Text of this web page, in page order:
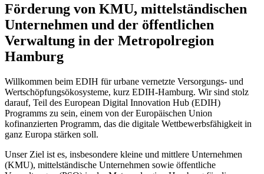
Förderung von KMU, mittelständischen
Unternehmen und der öffentlichen
Verwaltung in der Metropolregion
Hamburg
Willkommen beim EDIH für urbane vernetzte Versorgungs- und
Wertschöpfungsökosysteme, kurz EDIH-Hamburg. Wir sind stolz
darauf, Teil des European Digital Innovation Hub (EDIH)
Programms zu sein, einem von der Europäischen Union
kofinanzierten Programm, das die digitale Wettbewerbsfähigkeit in
ganz Europa stärken soll.
Unser Ziel ist es, insbesondere kleine und mittlere Unternehmen
(KMU), mittelständische Unternehmen sowie öffentliche